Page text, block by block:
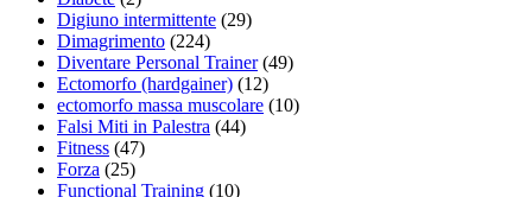
Digiuno intermittente (29)
Dimagrimento (224)
Diventare Personal Trainer(49)
Ectomorfo (hardgainer) (12)
ectomorfo massa muscolare (10)
Falsi Miti in Palestra (44)
Fitness (47)
Forza (25)
Functional Training (10)